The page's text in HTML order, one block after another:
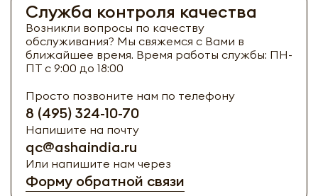
Служба контроля качества
Возникли вопросы по качеству
обслуживания? Мы свяжемся с Вами в
ближайшее время. Время работы службы: ПН-
ПТ с 9:00 до 18:00
Просто позвоните нам по телефону
8 (495) 324-10-70
Напишите на почту
qc@ashaindia.ru
Или напишите нам через
Форму обратной связи